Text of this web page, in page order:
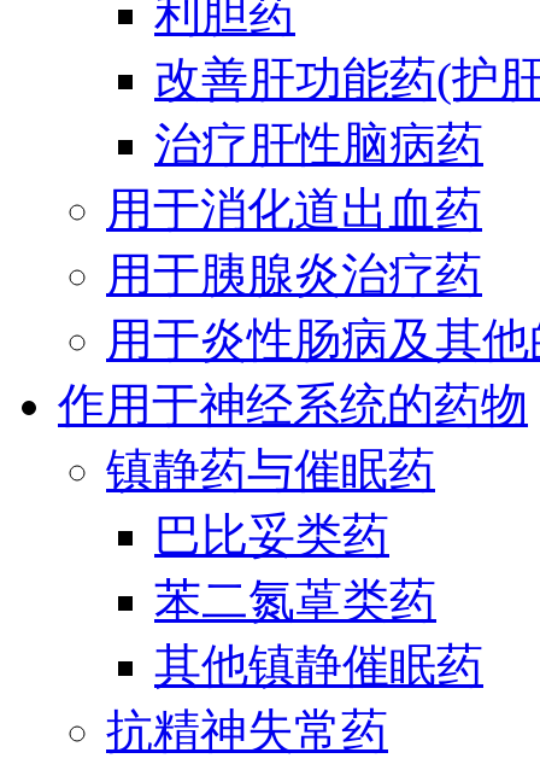
利胆药
改善肝功能药(护
治疗肝性脑病药
用于消化道出血药
用于胰腺炎治疗药
用于炎性肠病及其
作用于神经系统的药物
镇静药与催眠药
巴比妥类药
苯二氮䓬类药
其他镇静催眠药
抗精神失常药